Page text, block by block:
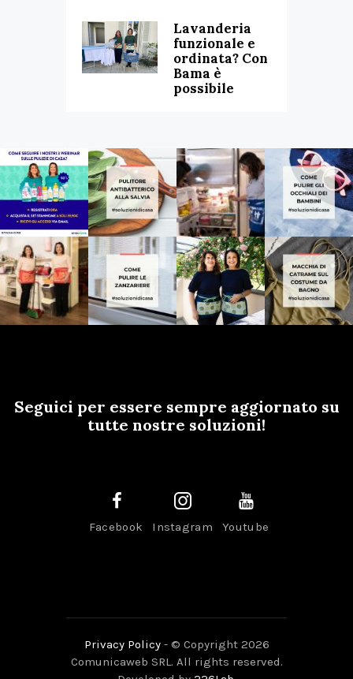
Lavanderia
funzionale e
ordinata? Con
Bama è
possibile
Seguici per essere sempre aggiornato su
tutte nostre soluzioni!
Facebook Instagram Youtube
Privacy Policy- © Copyright 2026
Comunicaweb SRL. All rights reserved.